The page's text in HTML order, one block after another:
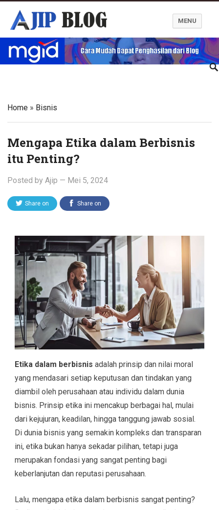
Ajip Blog
MENU
Home » Bisnis
Mengapa Etika dalam Berbisnis
itu Penting?
Posted by Ajip — Mei 5, 2024
Share on Share on
Etika dalam berbisnis adalah prinsip dan nilai moral
yang mendasari setiap keputusan dan tindakan yang
diambil oleh perusahaan atau individu dalam dunia
bisnis. Prinsip etika ini mencakup berbagai hal, mulai
dari kejujuran, keadilan, hingga tanggung jawab sosial.
Di dunia bisnis yang semakin kompleks dan transparan
ini, etika bukan hanya sekadar pilihan, tetapi juga
merupakan fondasi yang sangat penting bagi
keberlanjutan dan reputasi perusahaan.
Lalu, mengapa etika dalam berbisnis sangat penting?